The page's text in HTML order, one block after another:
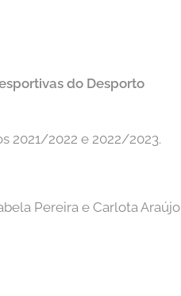
do Desporto
2021/2022 e 2022/2023.
Pereira e Carlota Araújo